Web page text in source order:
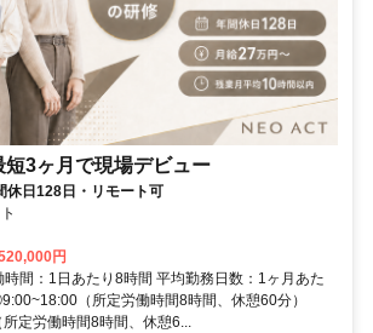
短3ヶ月で現場デビュー
休日128日・リモート可
円
間：1日あたり8時間 平均勤務日数：1ヶ月あた
（所定労働時間8時間、休憩60分）
定労働時間8時間、休憩6...